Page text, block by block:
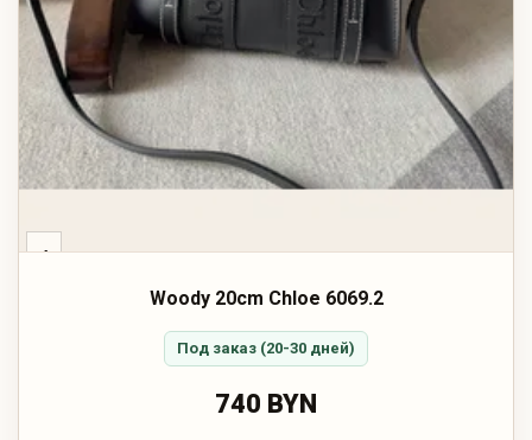
‹
Woody 20cm Chloe 6069.2
Под заказ (20-30 дней)
740 BYN